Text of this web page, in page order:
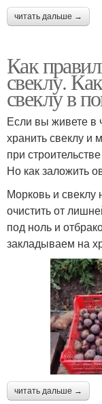
читать дальше →
Как
свеклу.
свеклу в
Если вы живете в
хранить свеклу и
при
Но как заложить
Морковь и свеклу
очистить от
под ноль и
закладываем на
читать дальше →